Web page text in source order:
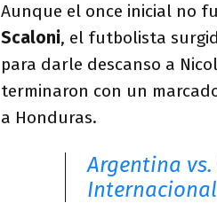
Aunque el once inicial no
Scaloni, el futbolista
para darle descanso a
terminaron con un
a Honduras.
Argentina